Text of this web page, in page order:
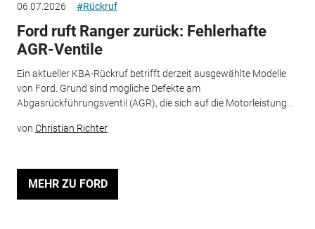
06.07.2026 #Rückruf
Ford ruft Ranger zurück: Fehlerhafte
AGR-Ventile
Ein aktueller KBA-Rückruf betrifft derzeit ausgewählte Modelle
von Ford. Grund sind mögliche Defekte am
Abgasrückführungsventil (AGR), die sich auf die Motorleistung...
von Christian Richter
MEHR ZU FORD